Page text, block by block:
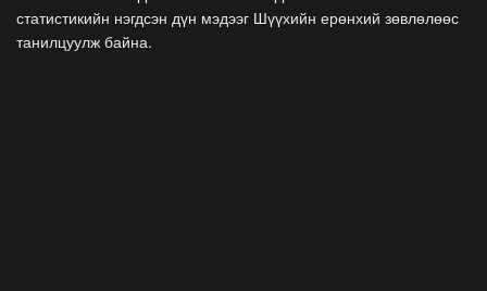
статистикийн нэгдсэн дүн мэдээг Шүүхийн ерөнхий зөвлөлөөс
танилцуулж байна.